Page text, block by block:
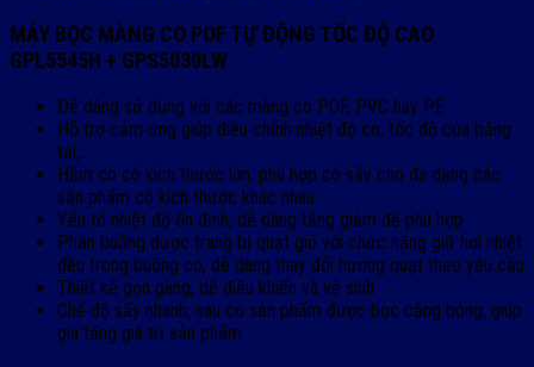
MÁY BỌC MÀNG CO POF TỰ ĐỘNG TỐC ĐỘ CAO
GPL5545H + GPS5030LW
Dễ dàng sử dụng với các màng co POF, PVC hay PE
Hỗ trợ cảm ứng giúp điều chỉnh nhiệt độ co, tốc độ của băng
tải,…
Hầm co có kích thước lớn, phù hợp có sấy cho đa dạng các
sản phẩm có kích thước khác nhau
Yếu tố nhiệt độ ổn định, dễ dàng tăng giảm để phù hợp
Phần buồng được trang bị quạt gió với chức năng giữ hơi nhiệt
đều trong buồng co, dễ dàng thay đổi hướng quạt theo yêu cầu
Thiết kế gọn gàng, dễ điều khiển và vệ sinh
Chế độ sấy nhanh, sau co sản phẩm được bọc căng bóng, giúp
gia tăng giá trị sản phẩm